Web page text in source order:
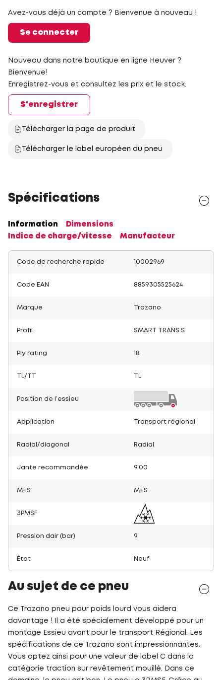
Avez-vous déjà un compte ? Bienvenue à nouveau !
Se connecter
Nouveau dans notre boutique en ligne Heuver ?
Bienvenue!
Enregistrez-vous et consultez les prix et le stock.
S'enregistrer
Télécharger la page de produit
Télécharger le label européen du pneu
Spécifications
Information
Dimensions
Indice de charge/vitesse
Manufacteur
Code de recherche rapide 10002969
Code EAN 8859305525624
Marque Trazano
Profil SMART TRANS S
Ply rating 18
TL/TT
Position de l’essieu
Application Transport régional
Radial/diagonal Radial
Jante recommandée 9.00
M+S M+S
3PMSF
Pression dair (bar) 9
État Neuf
Au sujet de ce pneu
Ce Trazano pneu pour poids lourd vous aidera
davantage ! Il a été spécialement développé pour un
montage Essieu avant pour le transport Régional. Les
spécifications de ce Trazano sont impressionnantes.
Vous optez ainsi pour une valeur de label C dans la
catégorie traction sur revêtement mouillé. Dans ce